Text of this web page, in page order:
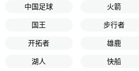
中国足球 火箭
国王 步行者
开拓者 雄鹿
湖人 快船